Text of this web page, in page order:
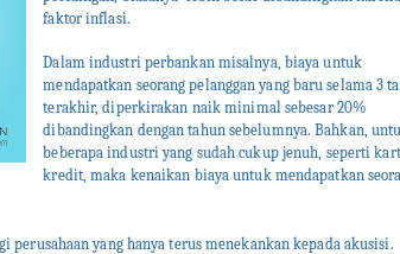
faktor inflasi.
Dalam industri perbankan misalnya, biaya untuk
mendapatkan seorang pelanggan yang baru selama 3
terakhir, diperkirakan naik minimal sebesar 20%
dibandingkan dengan tahun sebelumnya. Bahkan,
beberapa industri yang sudah cukup jenuh, seperti
kredit, maka kenaikan biaya untuk mendapatkan
yang hanya terus menekankan kepada akusisi.